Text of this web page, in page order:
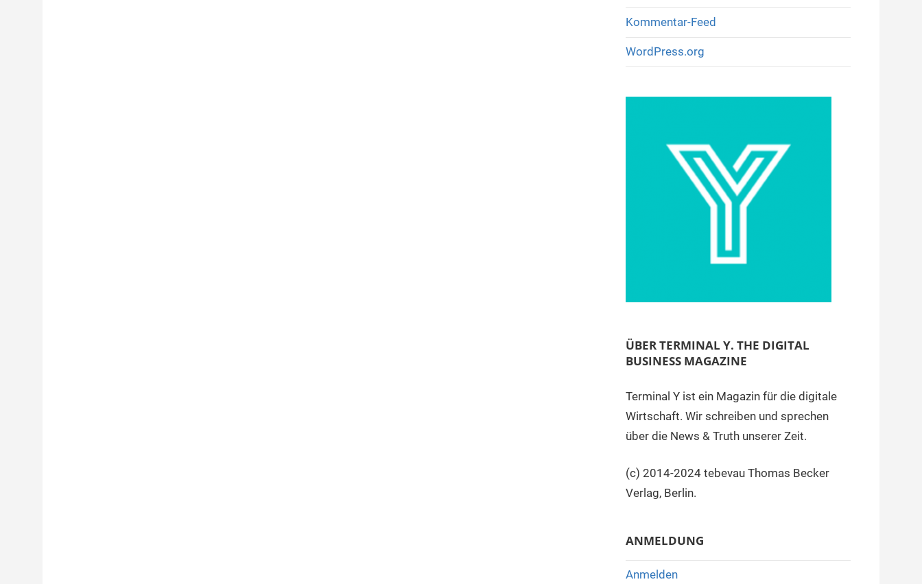
Kommentar-Feed
WordPress.org
ÜBER TERMINAL Y. THE DIGITAL
BUSINESS MAGAZINE
Terminal Y ist ein Magazin für die digitale
Wirtschaft. Wir schreiben und sprechen
über die News & Truth unserer Zeit.
(c) 2014-2024 tebevau Thomas Becker
Verlag, Berlin.
ANMELDUNG
Anmelden